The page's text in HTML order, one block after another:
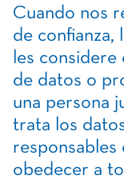
Cuando nos
de confianza,
les
de datos o
una persona
trata los
responsables
obedecer a